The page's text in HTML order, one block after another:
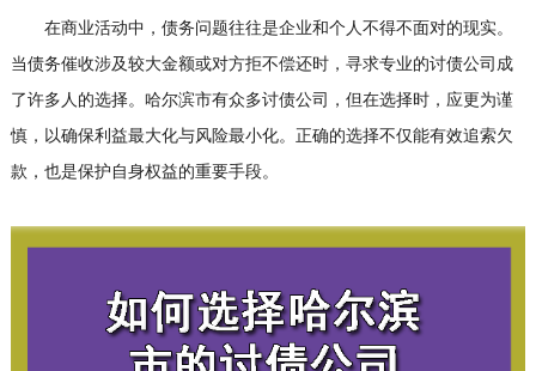
在商业活动中，债务问题往往是企业和个人不得不面对的现实。
当债务催收涉及较大金额或对方拒不偿还时，寻求专业的讨债公司 成
了许多人的选择。哈尔滨市有众多讨债公司，但在选择时，应更为谨
慎，以确保利益最大化与风险最小化。正确的选择不仅能有效追索欠
款，也是保护自身权益的重要手段。